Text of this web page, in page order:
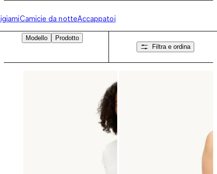
Camicie da notteAccappatoi
Modello
Prodotto
Filtra e ordina